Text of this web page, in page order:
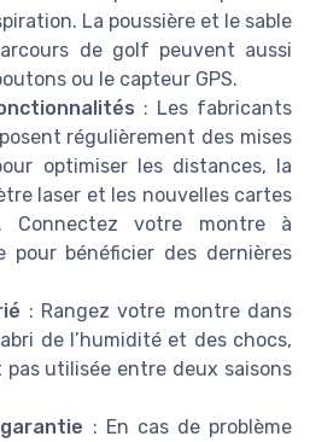
La poussière et le sable
de golf peuvent aussi
ou le capteur GPS.
: Les fabricants
régulièrement des mises
optimiser les distances, la
laser et les nouvelles cartes
Connectez votre montre à
pour bénéficier des dernières
: Rangez votre montre dans
de l’humidité et des chocs,
pas utilisée entre deux saisons
: En cas de problème